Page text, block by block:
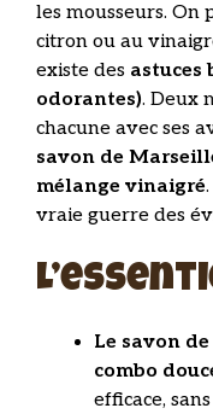
les mousseurs. On
citron ou au
existe des astuces
odorantes). Deux
chacune avec ses
savon de
mélange vinaigré
vraie guerre des
Le savon
combo
efficace,